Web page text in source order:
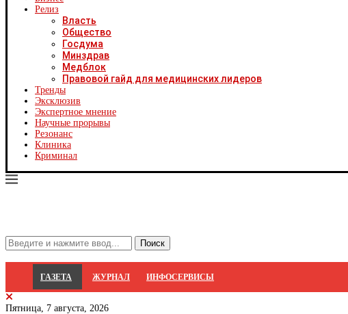
Релиз
Власть
Общество
Госдума
Минздрав
Медблок
Правовой гайд для медицинских лидеров
Тренды
Эксклюзив
Экспертное мнение
Научные прорывы
Резонанс
Клиника
Криминал
ГАЗЕТА ЖУРНАЛ ИНФОСЕРВИСЫ
Пятница, 7 августа, 2026